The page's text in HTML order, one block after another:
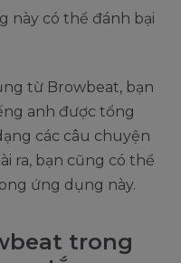
này có thể đánh bại
từ Browbeat, bạn
anh được tổng
các câu chuyện
ra, bạn cũng có thể
ứng dụng này.
trong